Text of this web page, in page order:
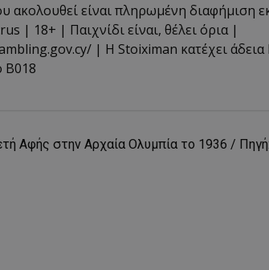
ακολουθεί είναι πληρωμένη διαφήμιση
| 18+ | Παιχνίδι είναι, θέλει όρια |
| Η Stoiximan κατέχει άδεια
B018